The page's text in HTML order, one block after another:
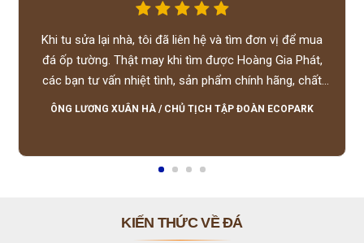
Khi tu sửa lại nhà, tôi đã liên hệ và tìm đơn vị để mua
đá ốp tường. Thật may khi tìm được Hoàng Gia Phát,
các bạn tư vấn nhiệt tình, sản phẩm chính hãng, chất
lượng tốt, giá hợp lý, hỗ trợ tận tình.
ÔNG LƯƠNG XUÂN HÀ / CHỦ TỊCH TẬP ĐOÀN ECOPARK
KIẾN THỨC VỀ ĐÁ